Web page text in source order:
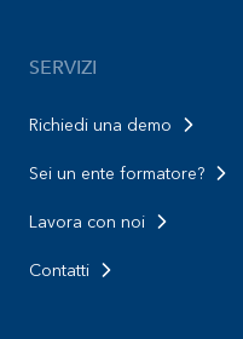
SERVIZI
Richiedi una demo
Sei un ente formatore?
Lavora con noi
Contatti